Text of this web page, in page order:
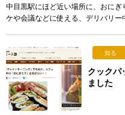
中目黒駅にほど近い場所に、おに
ケや会議などに使える、デリバリ
知る
クックパ
ました